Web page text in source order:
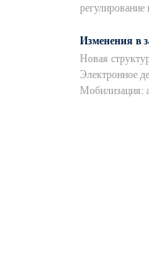
регулирование
Изменения в
Новая
Электронное
Мобилизация: